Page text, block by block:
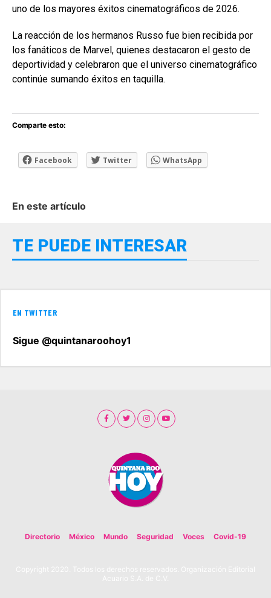
uno de los mayores éxitos cinematográficos de 2026.
La reacción de los hermanos Russo fue bien recibida por
los fanáticos de Marvel, quienes destacaron el gesto de
deportividad y celebraron que el universo cinematográfico
continúe sumando éxitos en taquilla.
Comparte esto:
Facebook Twitter WhatsApp
En este artículo
TE PUEDE INTERESAR
EN TWITTER
Sigue @quintanaroohoy1
Directorio México Mundo Seguridad Voces Covid-19